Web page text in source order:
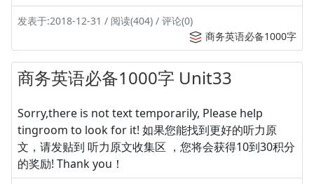
发表于:2018-12-31 / 阅读(404) / 评论(0)
商务英语必备1000字
商务英语必备1000字 Unit33
Sorry,there is not text temporarily, Please help
tingroom to look for it! 如果您能找到更好的听力原
文，请发贴到 听力原文收集区 ，您将会获得10到30积分
的奖励! Thank you！